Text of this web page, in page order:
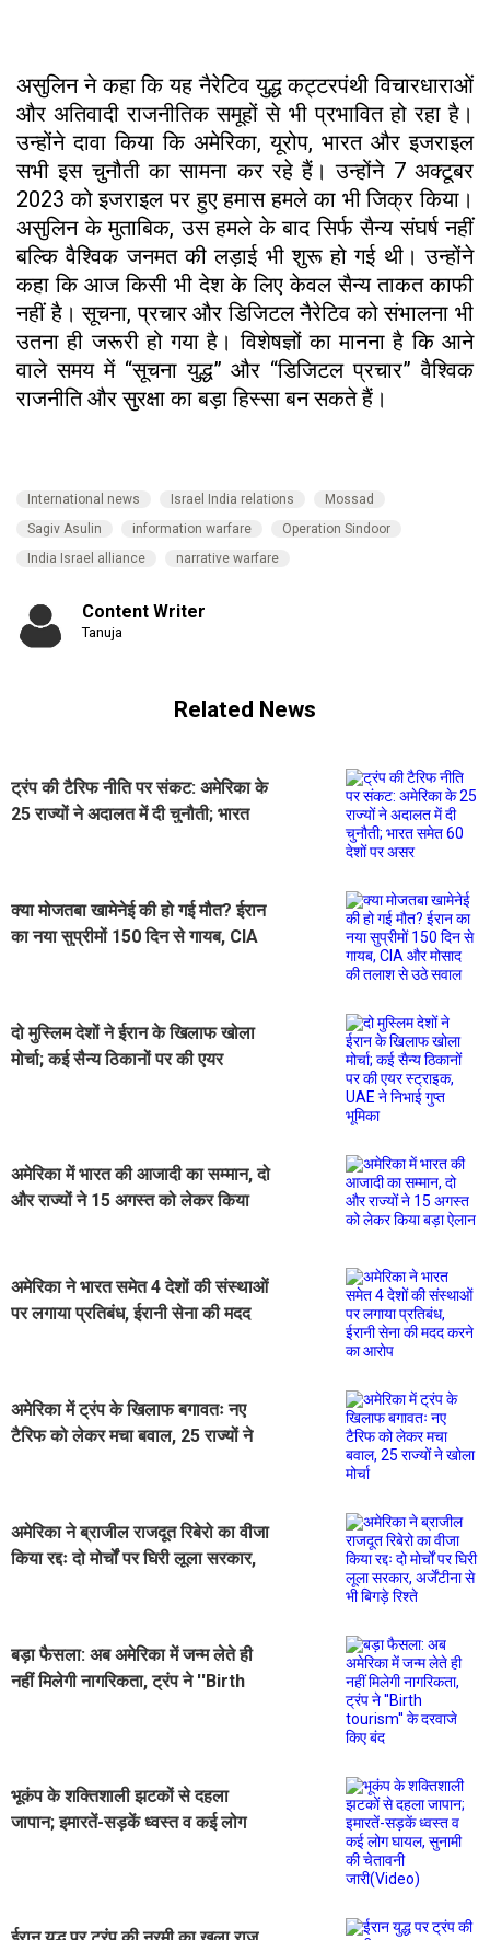
असुलिन ने कहा कि यह नैरेटिव युद्ध कट्टरपंथी विचारधाराओं
और अतिवादी राजनीतिक समूहों से भी प्रभावित हो रहा है।
उन्होंने दावा किया कि अमेरिका, यूरोप, भारत और इजराइल
सभी इस चुनौती का सामना कर रहे हैं। उन्होंने 7 अक्टूबर
2023 को इजराइल पर हुए हमास हमले का भी जिक्र किया।
असुलिन के मुताबिक, उस हमले के बाद सिर्फ सैन्य संघर्ष नहीं
बल्कि वैश्विक जनमत की लड़ाई भी शुरू हो गई थी। उन्होंने
कहा कि आज किसी भी देश के लिए केवल सैन्य ताकत काफी
नहीं है। सूचना, प्रचार और डिजिटल नैरेटिव को संभालना भी
उतना ही जरूरी हो गया है। विशेषज्ञों का मानना है कि आने
वाले समय में “सूचना युद्ध” और “डिजिटल प्रचार” वैश्विक
राजनीति और सुरक्षा का बड़ा हिस्सा बन सकते हैं।
International news Israel India relations
Mossad
Sagiv Asulin
information warfare
Operation Sindoor
India Israel alliance
narrative warfare
Content Writer
Tanuja
Related News
ट्रंप की टैरिफ नीति पर संकट: अमेरिका के
25 राज्यों ने अदालत में दी चुनौती; भारत
क्या मोजतबा खामेनेई की हो गई मौत? ईरान
का नया सुप्रीमों 150 दिन से गायब, CIA
दो मुस्लिम देशों ने ईरान के खिलाफ खोला
मोर्चा; कई सैन्य ठिकानों पर की एयर
अमेरिका में भारत की आजादी का सम्मान, दो
और राज्यों ने 15 अगस्त को लेकर किया
अमेरिका ने भारत समेत 4 देशों की संस्थाओं
पर लगाया प्रतिबंध, ईरानी सेना की मदद
अमेरिका में ट्रंप के खिलाफ बगावतः नए
टैरिफ को लेकर मचा बवाल, 25 राज्यों ने
अमेरिका ने ब्राजील राजदूत रिबेरो का वीजा
किया रद्दः दो मोर्चों पर घिरी लूला सरकार,
बड़ा फैसला: अब अमेरिका में जन्म लेते ही
नहीं मिलेगी नागरिकता, ट्रंप ने ''Birth
भूकंप के शक्तिशाली झटकों से दहला
जापान; इमारतें-सड़कें ध्वस्त व कई लोग